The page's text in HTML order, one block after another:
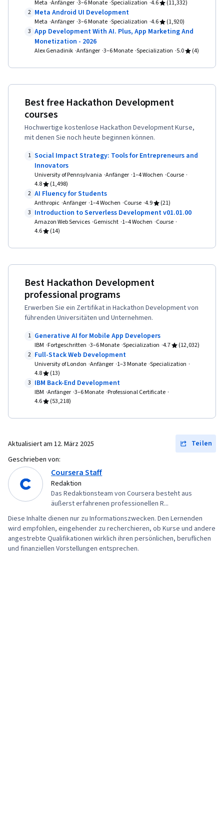
Markup Language (HTML), Erweiterbare Markup-
Sprache (XML), Datenzugang, Erweiterbare
Sprachen und XML
Infrastruktur-Architektur, Datenspeicherung,
Cloud-Dienste, Cloud-Technologien, Cloud-
Entwicklung, Cloud-Technik, Öffentliche Wolke,
Cloud-Standards, Architektur des Cloud
Computing, Technologien zur
Python-Programmierung, Flask (Web-
Programmierung, Web-Entwicklung,
Entwicklungsumgebungen, Künstliche
Intelligenz, Cloud-Anwendungen, Verwaltung
des Lebenszyklus von Anwendungen, Web-
Anwendungen, IBM Wolke, Software-Prüfung,
Befehlszeilenschnittstelle, Skalierbarkeit,
Microservices, Devops-Werkzeuge, GitHub,
Versionskontrolle, Open-Source-Technologie,
Software, Django (Web-Framework), Relationale
Datenbanken, SQL, Bootstrap (Front-End-
Framework), Full-Stack Web-Entwicklung,
Datenbanken, Beglaubigungen, Datenbank-
Design, Datenbank-Entwicklung, Datenbank-
Verwaltung, Frontend-Integration, Datenbank-
Management, Datenbank-Theorie, Back-End-
Webentwicklung, Serverloses Rechnen, Restful
API, API-Gateway, Software-Architektur,
Datenerhebung, Datenanalyse, Skripting,
Entwicklungstools, Methoden der
Softwareentwicklung, Unified Modeling
Language, Software-Entwicklung, Web-Sprache,
Entwicklungsumgebung, Software-
Entwurfsmuster, Berechtigung (Computing),
JSON, Paket- und Softwareverwaltung, Model-
Meta Anfänger 3–6 Monate Specialization 4.6
(11,332)
2 Meta Android UI Development
Meta Anfänger 3–6 Monate Specialization 4.6
(1,920)
3 App Development With AI. Plus, App Marketing And
Monetization - 2026
Alex Genadinik Anfänger 3–6 Monate Specialization 5.0 (4)
Best free Hackathon Development
courses
Hochwertige kostenlose Hackathon Development Kurse,
mit denen Sie noch heute beginnen können.
1 Social Impact Strategy: Tools for Entrepreneurs and
Innovators
University of Pennsylvania Anfänger 1–4 Wochen Course
4.8
(1,498)
2 AI Fluency for Students
Anthropic Anfänger 1–4 Wochen Course 4.9
(21)
3 Introduction to Serverless Development v01.01.00
Amazon Web Services Gemischt 1–4 Wochen Course
4.6
(14)
Best Hackathon Development
professional programs
Erwerben Sie ein Zertifikat in Hackathon Development von
führenden Universitäten und Unternehmen.
1 Generative AI for Mobile App Developers
IBM Fortgeschritten 3–6 Monate Specialization 4.7
(12,032)
2 Full-Stack Web Development
University of London Anfänger 1–3 Monate Specialization
4.8
(13)
3 IBM Back-End Development
IBM Anfänger 3–6 Monate Professional Certificate
4.6
(53,218)
Aktualisiert am 12. März 2025
Teilen
Geschrieben von:
Coursera Staff
Redaktion
Das Redaktionsteam von Coursera besteht aus
äußerst erfahrenen professionellen R...
Diese Inhalte dienen nur zu Informationszwecken. Den Lernenden
wird empfohlen, eingehender zu recherchieren, ob Kurse und andere
angestrebte Qualifikationen wirklich ihren persönlichen, beruflichen
und finanziellen Vorstellungen entsprechen.